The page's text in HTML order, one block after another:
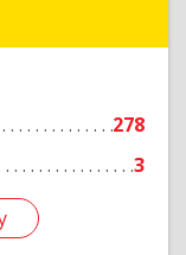
278
3
Подробнее